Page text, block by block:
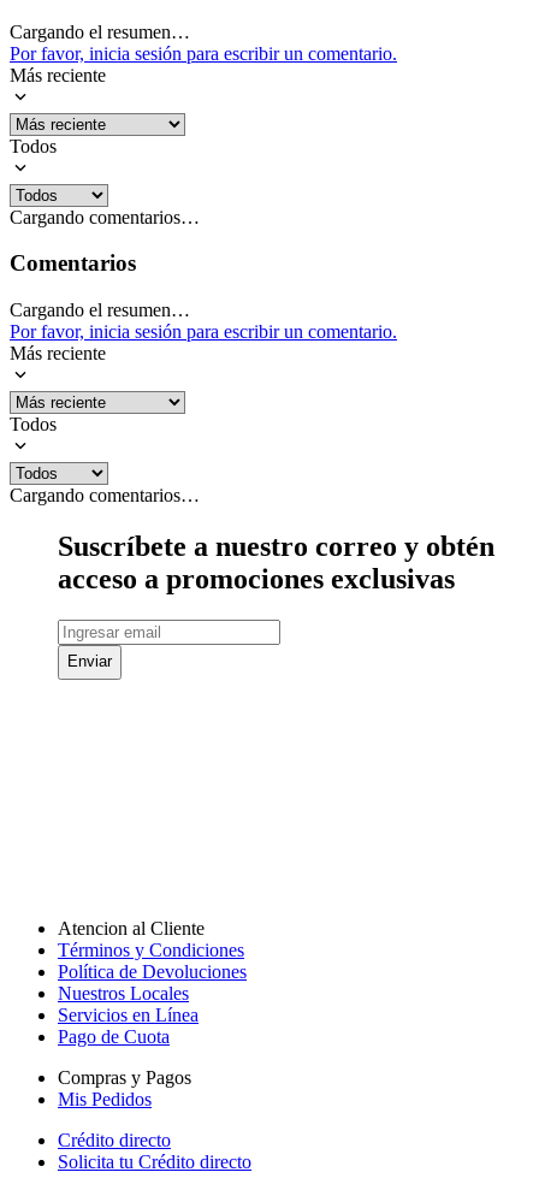
Cargando el resumen…
Por favor, inicia sesión para escribir un comentario.
Más reciente
Todos
Cargando comentarios…
Comentarios
Cargando el resumen…
Por favor, inicia sesión para escribir un comentario.
Más reciente
Todos
Cargando comentarios…
Suscríbete a nuestro correo y obtén
acceso a promociones exclusivas
Enviar
Atencion al Cliente
Términos y Condiciones
Política de Devoluciones
Nuestros Locales
Servicios en Línea
Pago de Cuota
Compras y Pagos
Mis Pedidos
Crédito directo
Solicita tu Crédito directo